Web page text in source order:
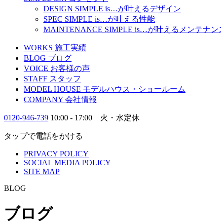
DESIGN SIMPLE is…が叶えるデザイン
SPEC SIMPLE is…が叶える性能
MAINTENANCE SIMPLE is…が叶えるメンテナン
WORKS 施工実績
BLOG ブログ
VOICE お客様の声
STAFF スタッフ
MODEL HOUSE モデルハウス・ショールーム
COMPANY 会社情報
0120-946-739 10:00 - 17:00 火・水定休
タップで電話をかける
PRIVACY POLICY
SOCIAL MEDIA POLICY
SITE MAP
BLOG
ブログ